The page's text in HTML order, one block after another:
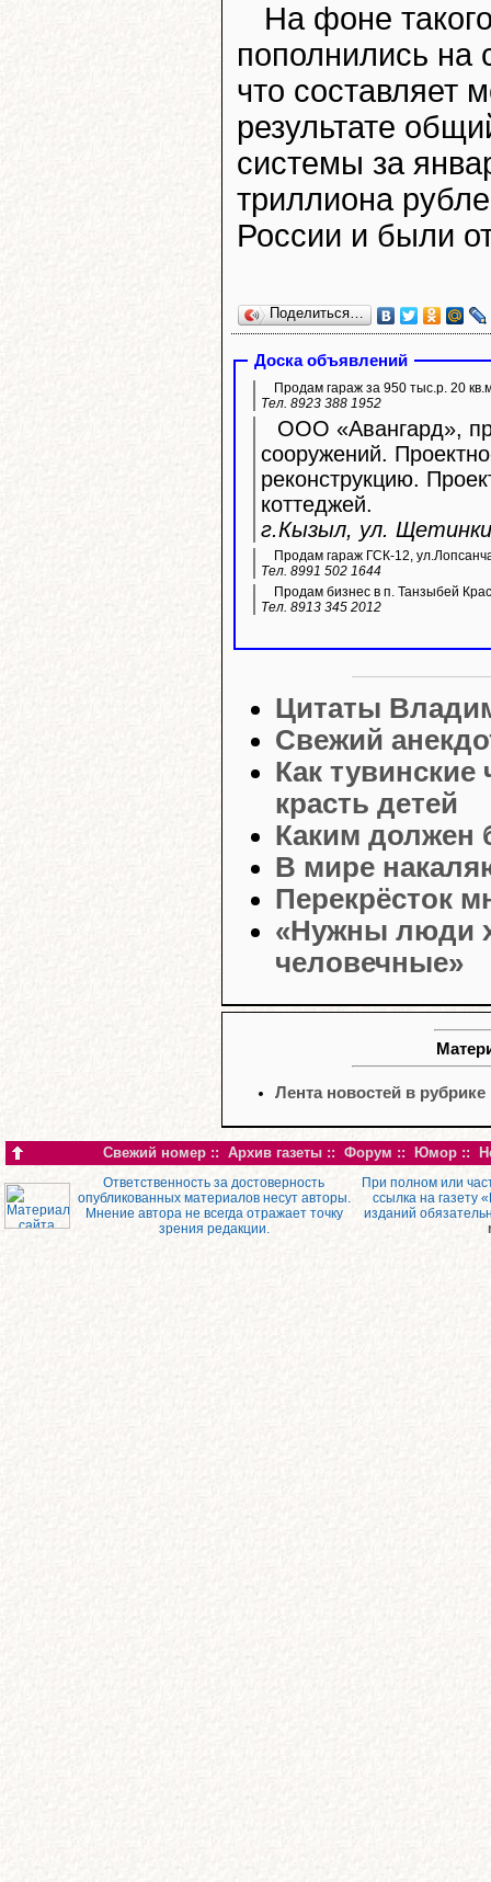
На фоне
пополнились на
что составляет
результате
системы за
триллиона
России и были
Поделиться…
Доска объявлений
Продам гараж за 950 тыс.р. 20
Тел. 8923 388 1952
ООО «Авангард»,
сооружений.
реконструкцию.
коттеджей.
г.Кызыл, ул.
Продам гараж ГСК-12,
Тел. 8991 502 1644
Продам бизнес в п. Танзыбей
Тел. 8913 345 2012
Цитаты
Свежий
Как
красть детей
Каким должен
В мире
Перекрёсток
«Нужны люди
человечные»
Лента новостей в
Свежий номер :: Архив газеты :: Форум :: Юмор ::
Ответственность за достоверность
опубликованных материалов несут авторы.
Мнение автора не всегда отражает точку
зрения редакции.
При полном или
ссылка на газету
изданий